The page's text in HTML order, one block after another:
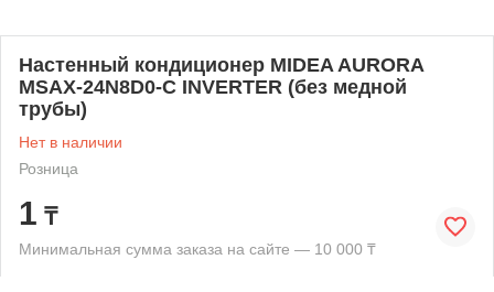
Настенный кондиционер MIDEA AURORA
MSAX-24N8D0-C INVERTER (без медной
трубы)
Нет в наличии
Розница
1 ₸
Минимальная сумма заказа на сайте — 10 000 ₸